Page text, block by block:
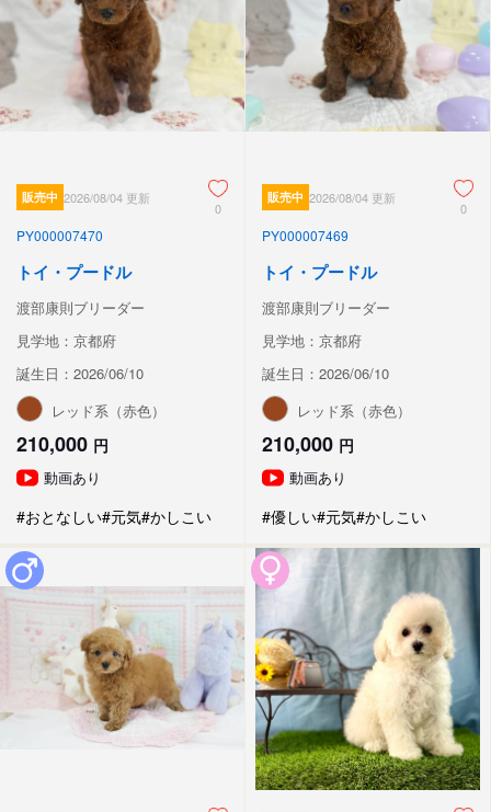
販売中 2026/08/04 更新
0
PY000007470
トイ・プードル
渡部康則ブリーダー
見学地：京都府
誕生日：2026/06/10
レッド系（赤色）
210,000 円
動画あり
#おとなしい#元気#かしこい
販売中 2026/08/04 更新
0
PY000007469
トイ・プードル
渡部康則ブリーダー
見学地：京都府
誕生日：2026/06/10
レッド系（赤色）
210,000 円
動画あり
#優しい#元気#かしこい